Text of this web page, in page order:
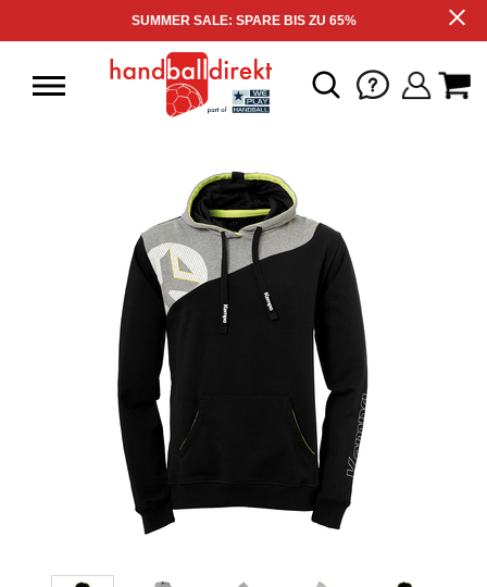
SUMMER SALE: SPARE BIS ZU 65%